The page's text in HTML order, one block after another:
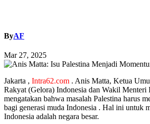
ByAF
Mar 27, 2025
Jakarta , Intra62.com . Anis Matta, Ketua
Rakyat (Gelora) Indonesia dan Wakil Menteri
mengatakan bahwa masalah Palestina harus
bagi generasi muda Indonesia . Hal ini untuk
Indonesia adalah negara besar.